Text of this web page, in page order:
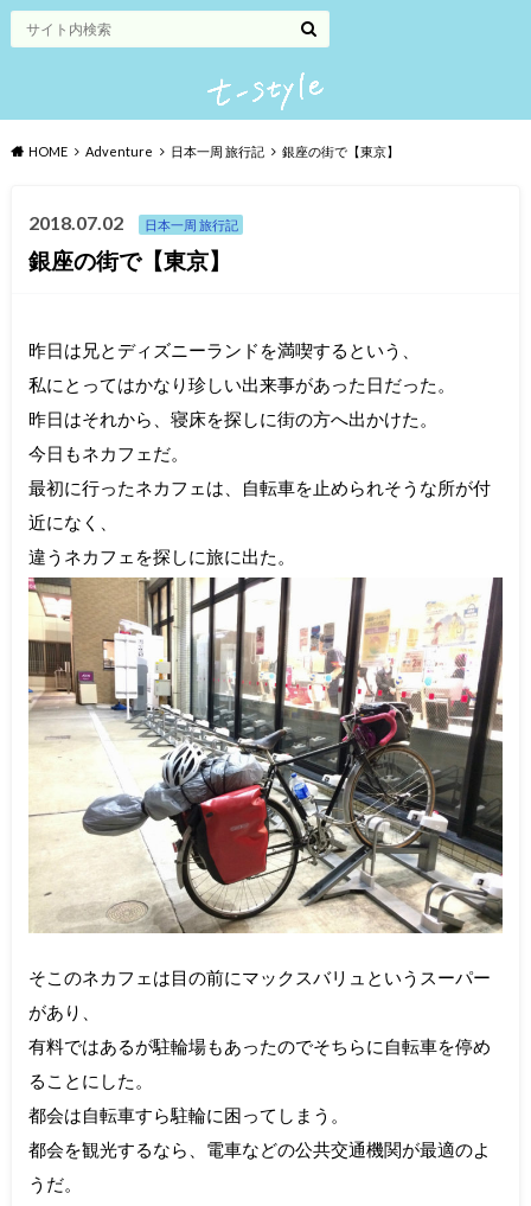
HOME Adventure 日本一周 旅行記 銀座の街で【東京】
2018.07.02 日本一周 旅行記
銀座の街で【東京】
昨日は兄とディズニーランドを満喫するという、
私にとってはかなり珍しい出来事があった日だった。
昨日はそれから、寝床を探しに街の方へ出かけた。
今日もネカフェだ。
最初に行ったネカフェは、自転車を止められそうな所が付
近になく、
違うネカフェを探しに旅に出た。
そこのネカフェは目の前にマックスバリュというスーパー
があり、
有料ではあるが駐輪場もあったのでそちらに自転車を停め
ることにした。
都会は自転車すら駐輪に困ってしまう。
都会を観光するなら、電車などの公共交通機関が最適のよ
うだ。